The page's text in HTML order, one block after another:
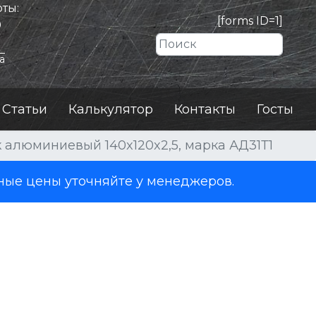
[forms ID=1]
Статьи Калькулятор Контакты Госты
алюминиевый 140x120x2,5, марка АД31Т1
цены уточняйте у менеджеров.